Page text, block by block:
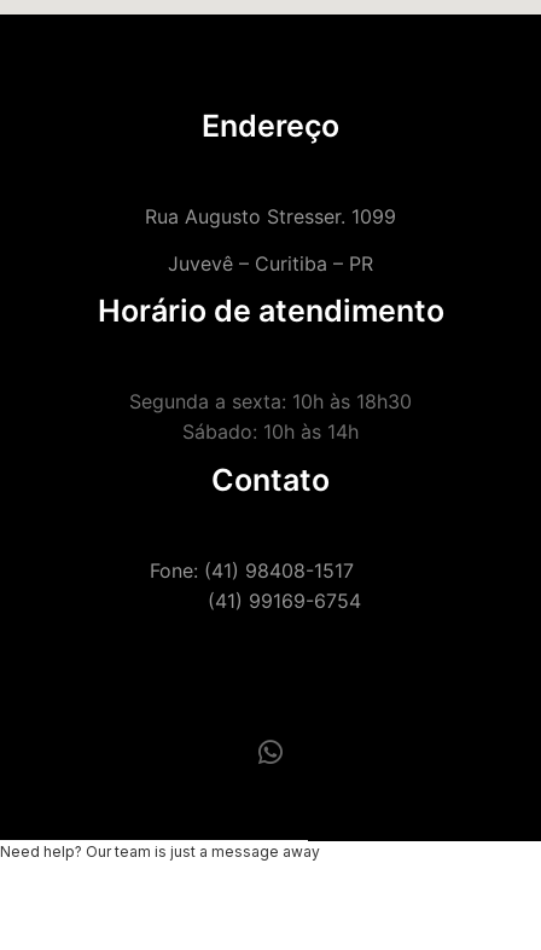
Endereço
Rua Augusto Stresser. 1099
Juvevê – Curitiba – PR
Horário de atendimento
Segunda a sexta: 10h às 18h30
Sábado: 10h às 14h
Contato
Fone: (41) 98408-1517
(41) 99169-6754
Need help? Our team is just a message away